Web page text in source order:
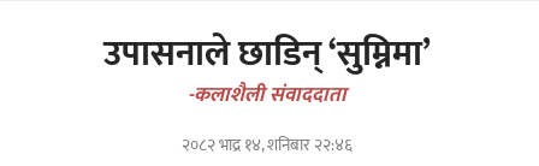
उपासनाले छाडिन् ‘सुम्निमा’
-कलाशैली संवाददाता
२०८२ भाद्र १४, शनिबार २२:४६